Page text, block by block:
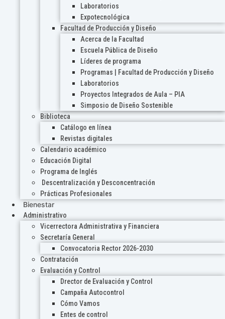
Laboratorios
Expotecnológica
Facultad de Producción y Diseño
Acerca de la Facultad
Escuela Pública de Diseño
Líderes de programa
Programas | Facultad de Producción y Diseño
Laboratorios
Proyectos Integrados de Aula – PIA
Simposio de Diseño Sostenible
Biblioteca
Catálogo en línea
Revistas digitales
Calendario académico
Educación Digital
Programa de Inglés
Descentralización y Desconcentración
Prácticas Profesionales
Bienestar
Administrativo
Vicerrectora Administrativa y Financiera
Secretaría General
Convocatoria Rector 2026-2030
Contratación
Evaluación y Control
Drector de Evaluación y Control
Campaña Autocontrol
Cómo Vamos
Entes de control